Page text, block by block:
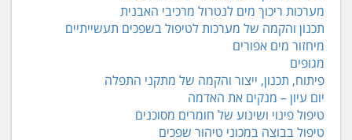
מערכות ריכוך מים לנטרול מרכיבי האבנית
תכנון והקמה של מערכות לטיפול בשפכים תעשייתיים
מיחזור מים אפורים
מגופים
פיתוח, תכנון, ייצור והקמה של מתקני התפלה
יום עיון – מנקים את האדמה
טיפול פינוי ושינוע של חומרים מסוכנים
טיפול בבוצה במכוני טיהור שפכים